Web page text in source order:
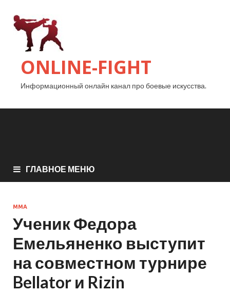
ONLINE-FIGHT
Информационный онлайн канал про боевые искусства.
ГЛАВНОЕ МЕНЮ
MMA
Ученик Федора
Емельяненко выступит
на совместном турнире
Bellator и Rizin